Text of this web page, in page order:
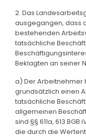
2. Das
ausgegangen, dass
bestehenden
tatsächliche
Beklagten an seiner
a) Der Arbeitnehmer
grundsätzlich einen
tatsächliche
allgemeinen
sind §§ 611a, 613
die durch die